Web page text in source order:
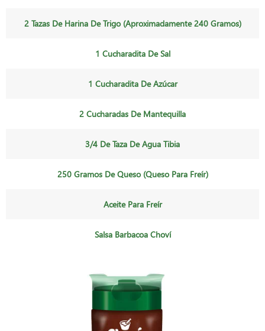
2 Tazas De Harina De Trigo (aproximadamente 240 Gramos)
1 Cucharadita De Sal
1 Cucharadita De Azúcar
2 Cucharadas De Mantequilla
3/4 De Taza De Agua Tibia
250 Gramos De Queso (queso Para Freír)
Aceite Para Freír
Salsa Barbacoa Choví